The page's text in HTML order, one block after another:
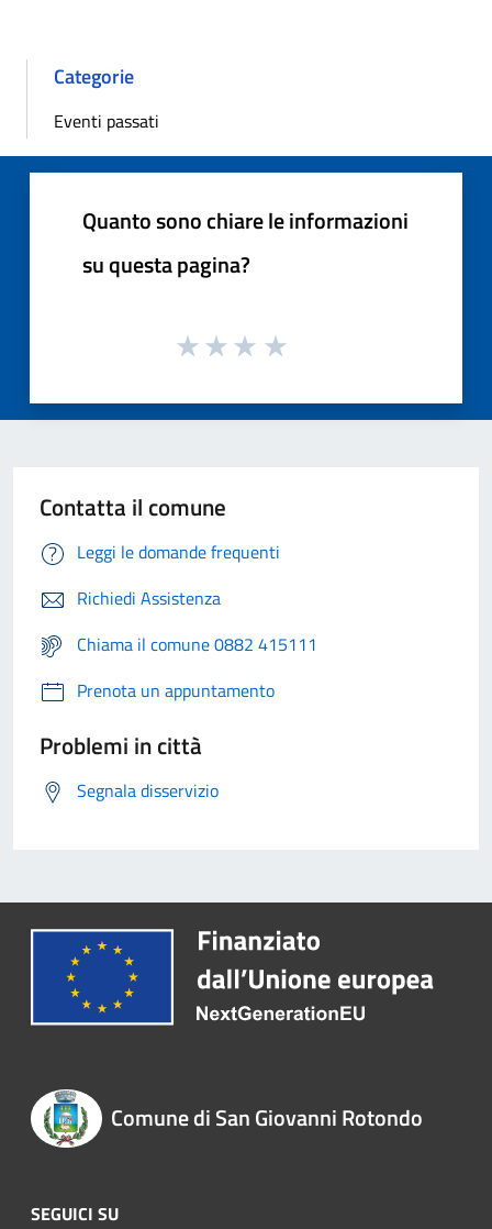
Categorie
Eventi passati
Quanto sono chiare le informazioni
su questa pagina?
Contatta il comune
Leggi le domande frequenti
Richiedi Assistenza
Chiama il comune 0882 415111
Prenota un appuntamento
Problemi in città
Segnala disservizio
Comune di San Giovanni Rotondo
SEGUICI SU